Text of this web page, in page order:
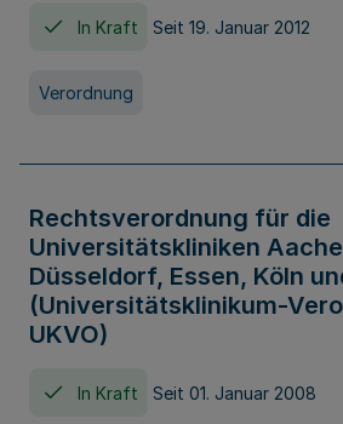
In Kraft Seit 19. Januar 2012
Verordnung
Rechtsverordnung für die
Universitätskliniken
Düsseldorf, Essen, Köln
(Universitätsklinikum-
UKVO)
In Kraft Seit 01. Januar 2008